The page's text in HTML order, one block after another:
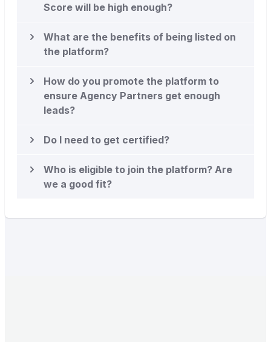
Score will be high enough?
What are the benefits of being listed on
the platform?
How do you promote the platform to
ensure Agency Partners get enough
leads?
Do I need to get certified?
Who is eligible to join the platform? Are
we a good fit?